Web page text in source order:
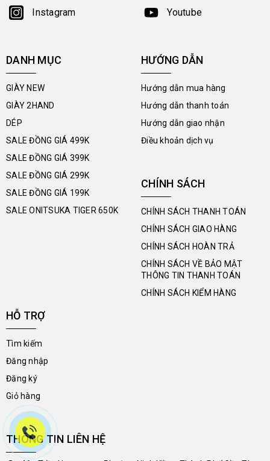
Instagram Youtube
DANH MỤC
GIÀY NEW
GIÀY 2HAND
DÉP
SALE ĐỒNG GIÁ 499K
SALE ĐỒNG GIÁ 399K
SALE ĐỒNG GIÁ 299K
SALE ĐỒNG GIÁ 199K
SALE ONITSUKA TIGER 650K
HƯỚNG DẪN
Hướng dẫn mua hàng
Hướng dẫn thanh toán
Hướng dẫn giao nhận
Điều khoản dịch vụ
CHÍNH SÁCH
CHÍNH SÁCH THANH TOÁN
CHÍNH SÁCH GIAO HÀNG
CHÍNH SÁCH HOÀN TRẢ
CHÍNH SÁCH VỀ BẢO MẬT
THÔNG TIN THANH TOÁN
CHÍNH SÁCH KIỂM HÀNG
HỖ TRỢ
Tìm kiếm
Đăng nhập
Đăng ký
Giỏ hàng
THÔNG TIN LIÊN HỆ